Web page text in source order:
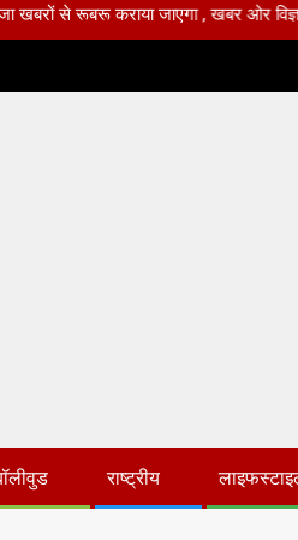
जाएगा , खबर ओर विज्ञापन के
राष्ट्रीय